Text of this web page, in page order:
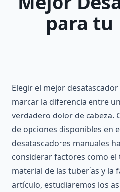
para tu
Elegir el mejor
marcar la diferencia entre
verdadero dolor de cabeza.
de opciones disponibles en
desatascadores manuales
considerar factores como
material de las tuberías y la
artículo, estudiaremos los